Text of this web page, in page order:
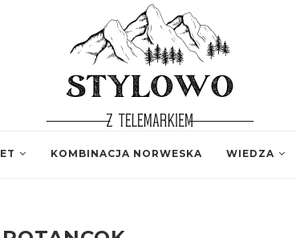
KOMBINACJA NORWESKA WIEDZA